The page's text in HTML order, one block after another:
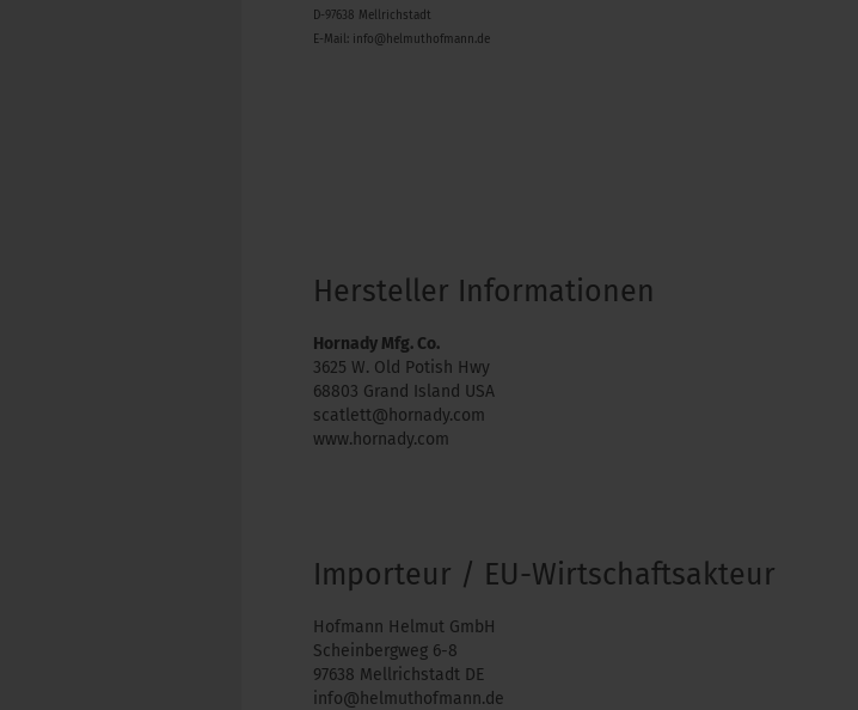
D-97638 Mellrichstadt
E-Mail: info@helmuthofmann.de
Hersteller Informationen
Hornady Mfg. Co.
3625 W. Old Potish Hwy
68803 Grand Island USA
scatlett@hornady.com
www.hornady.com
Importeur / EU-Wirtschaftsakteur
Hofmann Helmut GmbH
Scheinbergweg 6-8
97638 Mellrichstadt DE
info@helmuthofmann.de